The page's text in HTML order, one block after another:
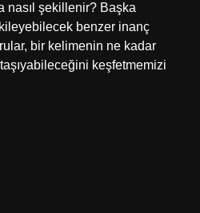
nasıl şekillenir? Başka
benzer inanç
bir kelimenin ne kadar
keşfetmemizi